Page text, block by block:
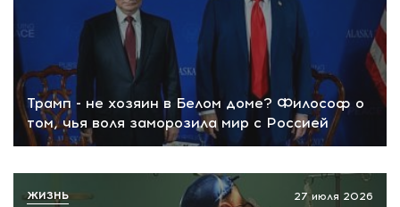
Трамп - не хозяин в Белом доме? Философ о
том, чья воля заморозила мир с Россией
27 июля 2026
ЖИЗНЬ